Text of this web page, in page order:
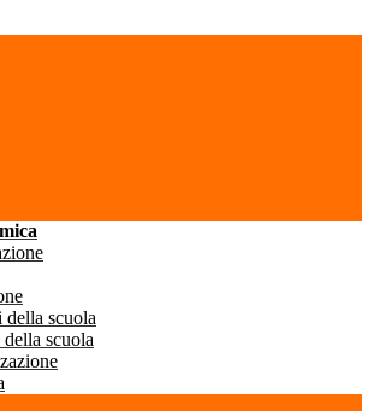
della scuola
scuola